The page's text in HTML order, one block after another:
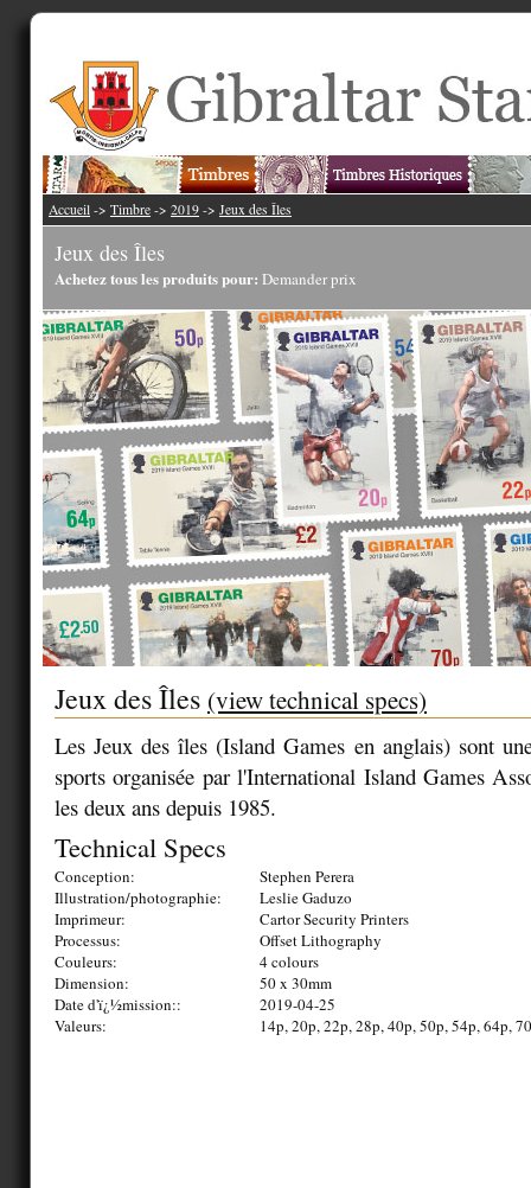
Accueil -> Timbre -> 2019 -> Jeux des Îles
Jeux des Îles
Achetez tous les produits pour: Demander prix
Jeux des Îles (view technical specs)
Les Jeux des îles (Island Games en anglais) sont
sports organisée par l'International Island Games
les deux ans depuis 1985.
Technical Specs
Conception:
Stephen Perera
Illustration/photographie:
Leslie Gaduzo
Imprimeur:
Cartor Security Printers
Processus:
Offset Lithography
Couleurs:
4 colours
Dimension:
50 x 30mm
Date d'ï¿½mission::
2019-04-25
Valeurs:
14p, 20p, 22p, 28p, 40p, 50p, 54p, 64p,